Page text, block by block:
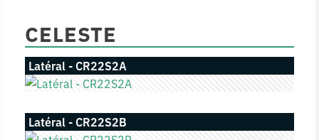
CELESTE
Latéral - CR22S2A
Latéral - CR22S2B